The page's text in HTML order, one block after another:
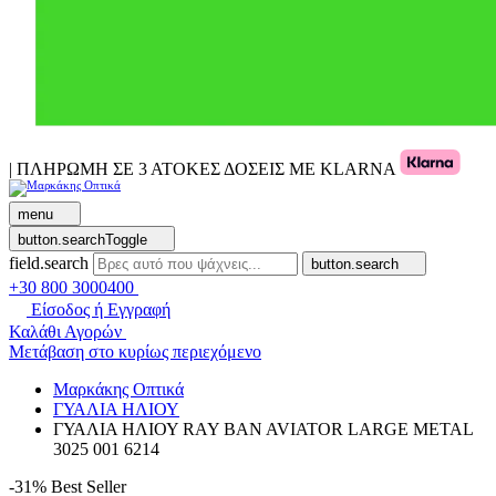
| ΠΛΗΡΩΜΗ ΣΕ 3 ΑΤΟΚΕΣ ΔΟΣΕΙΣ ΜΕ KLARNA
menu
button.searchToggle
field.search button.search
+30 800 3000400
Είσοδος ή Εγγραφή
Καλάθι Αγορών
Μετάβαση στο κυρίως περιεχόμενο
Μαρκάκης Οπτικά
ΓΥΑΛΙΑ ΗΛΙΟΥ
ΓΥΑΛΙΑ ΗΛΙΟΥ RAY BAN AVIATOR LARGE METAL
3025 001 6214
-31% Best Seller